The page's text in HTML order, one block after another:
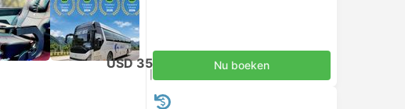
USD 35 Nu boeken